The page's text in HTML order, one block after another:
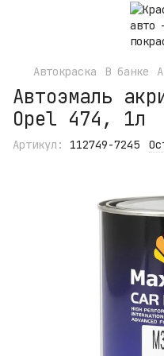
Автокраска В банке
Автоэмаль
Opel 474, 1л
Артикул: 112749-7245